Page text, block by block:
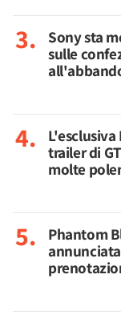
Sony sta
sulle
trailer di
molte
Phantom